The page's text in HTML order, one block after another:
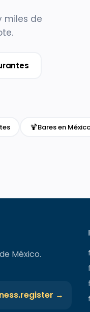
miles de
🍹Bares en
México.
→